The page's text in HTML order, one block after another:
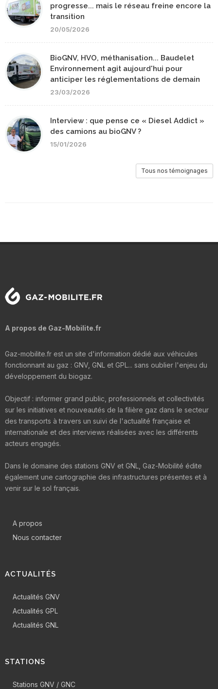
progresse... mais le réseau freine encore la
transition
20/05/2026
BioGNV, HVO, méthanisation... Baudelet
Environnement agit aujourd'hui pour
anticiper les réglementations de demain
23/03/2026
Interview : que pense ce « Diesel Addict »
des camions au bioGNV ?
15/01/2026
Tous nos témoignages
A propos de Gaz-Mobilite.fr
Gaz-mobilite.fr est un site d'information dédié aux véhicules
fonctionnant au gaz : GNV, GNL et GPL... sans oublier l'enjeu du
développement du biogaz.
Objectif : informer grand public, professionnels et collectivités
sur les initiatives et nouveautés de la filière gaz dans le secteur
des transports à travers un suivi de l'actualité française et
internationale et des interviews réalisées avec les différents
acteurs engagés.
Dans le domaine des stations GNV et GNL, Gaz-Mobilité édite
également une cartographie des infrastructures présentes et à
venir sur le sol français.
A propos
Nous contacter
ACTUALITÉS
Actualités GNV
Actualités GPL
Actualités GNL
STATIONS
Stations GNV / GNC